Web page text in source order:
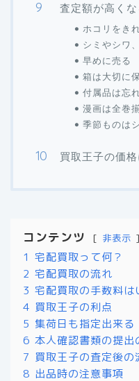
査定額が高くな
ホコリをき
シミやシワ
早めに売る
箱は大切に
付属品は忘
漫画は全巻
季節ものは
買取王子の価
コンテンツ 非表示
1 宅配買取って何？
2 宅配買取の流れ
3 宅配買取の手数料は
4 買取王子の利点
5 集荷日も指定出来る
6 本人確認書類の提出
7 買取王子の査定後の
8 出品時の注意事項